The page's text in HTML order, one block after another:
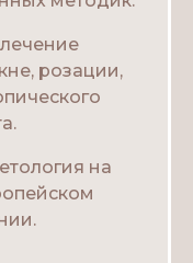
розации,
на